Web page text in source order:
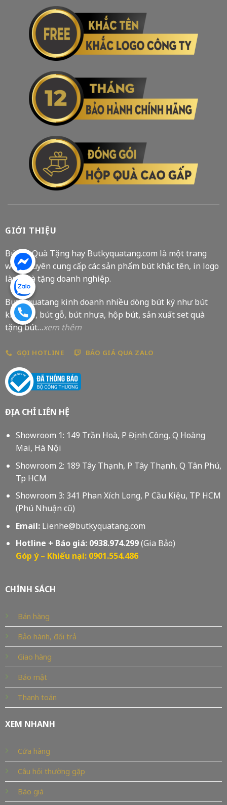
GIỚI THIỆU
Bút Ký Quà Tặng hay Butkyquatang.com là một trang
web chuyên cung cấp các sản phẩm bút khắc tên, in logo
làm quà tặng doanh nghiệp.
Butkyquatang kinh doanh nhiều dòng bút ký như bút
kim loại, bút gỗ, bút nhựa, hộp bút, sản xuất set quà
tặng bút…xem thêm
GỌI HOTLINE BÁO GIÁ QUA ZALO
ĐỊA CHỈ LIÊN HỆ
Showroom 1: 149 Trần Hoà, P Định Công, Q Hoàng
Mai, Hà Nội
Showroom 2: 189 Tây Thạnh, P Tây Thạnh, Q Tân Phú,
Tp HCM
Showroom 3: 341 Phan Xích Long, P Cầu Kiệu, TP HCM
(Phú Nhuận cũ)
Email:Lienhe@butkyquatang.com
Hotline + Báo giá: 0938.974.299(Gia Bảo)
Góp ý – Khiếu nại: 0901.554.486
CHÍNH SÁCH
Bán hàng
Bảo hành, đổi trả
Giao hàng
Bảo mật
Thanh toán
XEM NHANH
Cửa hàng
Câu hỏi thường gặp
Báo giá